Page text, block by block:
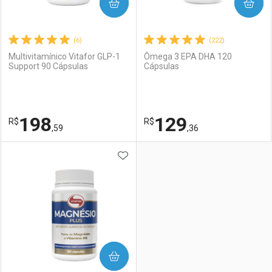
(6)
Multivitamínico Vitafor GLP-1
Support 90 Cápsulas
R$198,59
COMPRAR
Laboratório
Por Menos
(222)
Ômega 3 EPA DHA 120
Cápsulas
R$129,36
COMPRAR
ADICIONAR AOS FAVORITOS
COMPRAR